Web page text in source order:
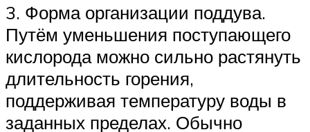
3. Форма организации поддува.
Путём уменьшения поступающего
кислорода можно сильно растянуть
длительность горения,
поддерживая температуру воды в
заданных пределах. Обычно